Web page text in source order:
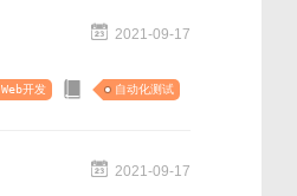
2021-09-17
Web开发 自动化测试
2021-09-17